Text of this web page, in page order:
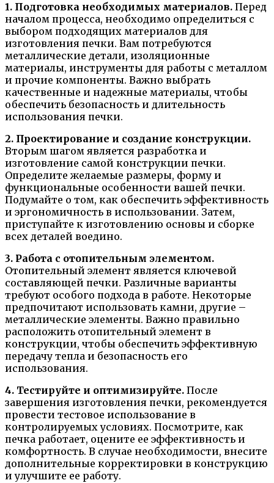
1. Подготовка необходимых материалов. Перед
началом процесса, необходимо определиться с
выбором подходящих материалов для
изготовления печки. Вам потребуются
металлические детали, изоляционные
материалы, инструменты для работы с металлом
и прочие компоненты. Важно выбрать
качественные и надежные материалы, чтобы
обеспечить безопасность и длительность
использования печки.
2. Проектирование и создание конструкции.
Вторым шагом является разработка и
изготовление самой конструкции печки.
Определите желаемые размеры, форму и
функциональные особенности вашей печки.
Подумайте о том, как обеспечить эффективность
и эргономичность в использовании. Затем,
приступайте к изготовлению основы и сборке
всех деталей воедино.
3. Работа с отопительным элементом.
Отопительный элемент является ключевой
составляющей печки. Различные варианты
требуют особого подхода в работе. Некоторые
предпочитают использовать камни, другие –
металлические элементы. Важно правильно
расположить отопительный элемент в
конструкции, чтобы обеспечить эффективную
передачу тепла и безопасность его
использования.
4. Тестируйте и оптимизируйте. После
завершения изготовления печки, рекомендуется
провести тестовое использование в
контролируемых условиях. Посмотрите, как
печка работает, оцените ее эффективность и
комфортность. В случае необходимости, внесите
дополнительные корректировки в конструкцию
и улучшите ее работу.